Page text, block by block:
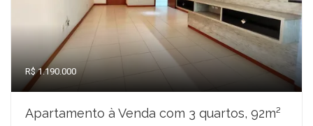
R$ 1.190.000
Apartamento à Venda com 3 quartos, 92m²